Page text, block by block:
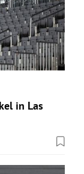
in Las